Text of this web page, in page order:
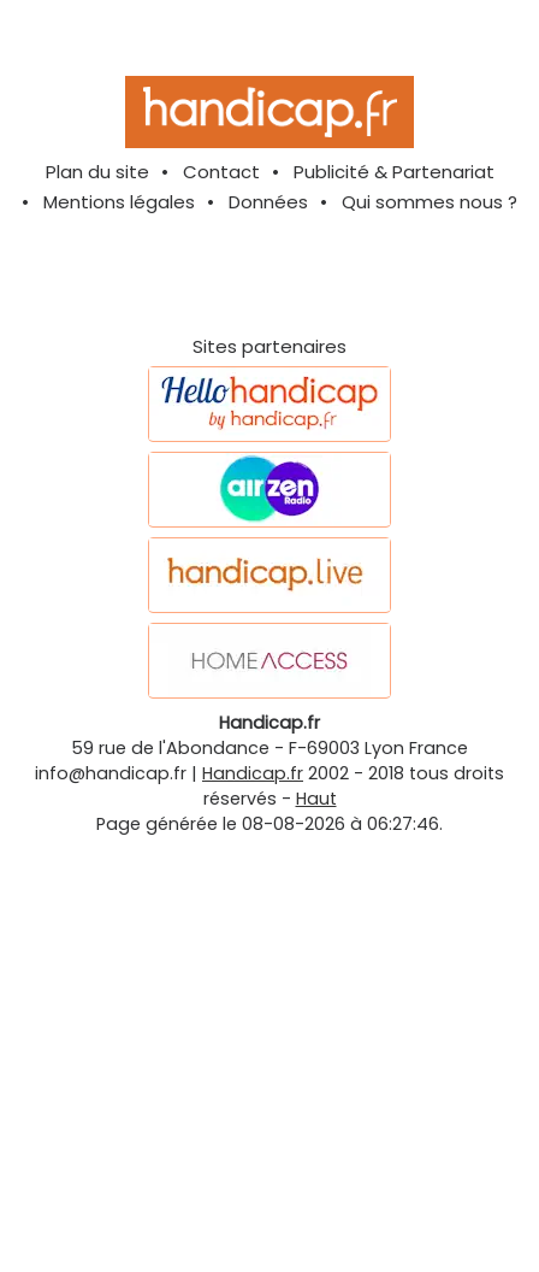
Plan du site Contact
Publicité & Partenariat
Mentions légales
Données Qui sommes nous ?
Sites partenaires
Handicap.fr
59 rue de l'Abondance - F-69003 Lyon France
info@handicap.fr | Handicap.fr 2002 - 2018 tous droits
réservés - Haut
Page générée le 08-08-2026 à 06:27:46.